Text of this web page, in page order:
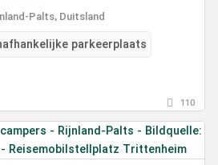
Palts, Duitsland
parkeerplaats
110